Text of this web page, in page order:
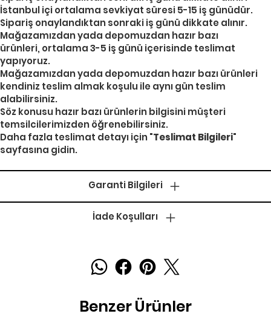
İstanbul içi ortalama sevkiyat süresi 5-15 iş günüdür.
Sipariş onaylandıktan sonraki iş günü dikkate alınır.
Mağazamızdan yada depomuzdan hazır bazı
ürünleri, ortalama 3-5 iş günü içerisinde teslimat
yapıyoruz.
Mağazamızdan yada depomuzdan hazır bazı ürünleri
kendiniz teslim almak koşulu ile aynı gün teslim
alabilirsiniz.
Söz konusu hazır bazı ürünlerin bilgisini müşteri
temsilcilerimizden öğrenebilirsiniz.
Daha fazla teslimat detayı için "Teslimat Bilgileri"
sayfasına gidin.
Garanti Bilgileri
İade Koşulları
Benzer Ürünler